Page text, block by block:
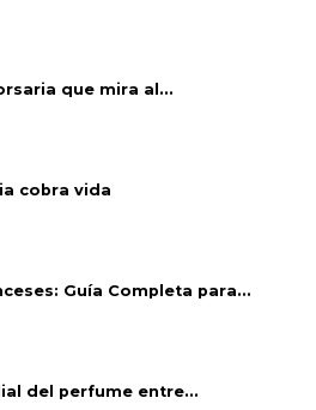
que mira al...
cobra vida
Guía Completa para...
del perfume entre...